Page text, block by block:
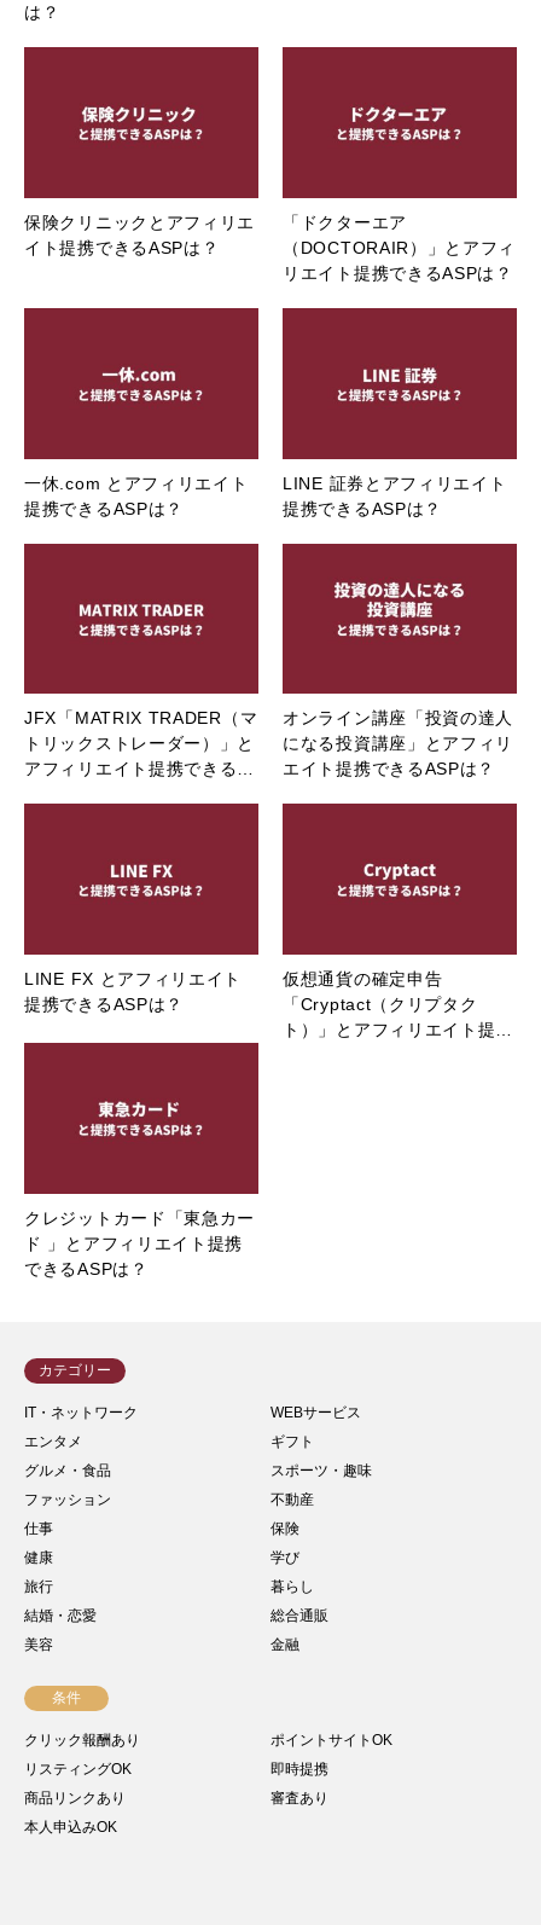
は？
保険クリニックとアフィリエ
イト提携できるASPは？
「ドクターエア
（DOCTORAIR）」とアフィ
リエイト提携できるASPは？
一休.com とアフィリエイト
提携できるASPは？
LINE 証券とアフィリエイト
提携できるASPは？
JFX「MATRIX TRADER（マ
トリックストレーダー）」と
アフィリエイト提携できる…
オンライン講座「投資の達人
になる投資講座」とアフィリ
エイト提携できるASPは？
LINE FX とアフィリエイト
提携できるASPは？
仮想通貨の確定申告
「Cryptact（クリプタク
ト）」とアフィリエイト提…
クレジットカード「東急カー
ド 」とアフィリエイト提携
できるASPは？
カテゴリー
IT・ネットワーク
WEBサービス
エンタメ
ギフト
グルメ・食品
スポーツ・趣味
ファッション
不動産
仕事
保険
健康
学び
旅行
暮らし
結婚・恋愛
総合通販
美容
金融
条件
クリック報酬あり
ポイントサイトOK
リスティングOK
即時提携
商品リンクあり
審査あり
本人申込みOK